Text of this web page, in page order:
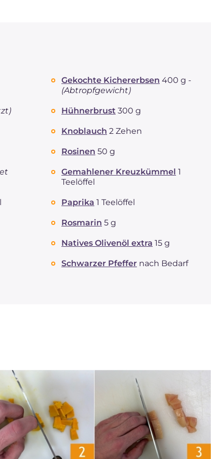
Gekochte Kichererbsen 400 g -
(Abtropfgewicht)
Hühnerbrust 300 g
Knoblauch 2 Zehen
Rosinen 50 g
Gemahlener Kreuzkümmel 1
Teelöffel
Paprika 1 Teelöffel
Rosmarin 5 g
Natives Olivenöl extra 15 g
Schwarzer Pfeffer nach Bedarf